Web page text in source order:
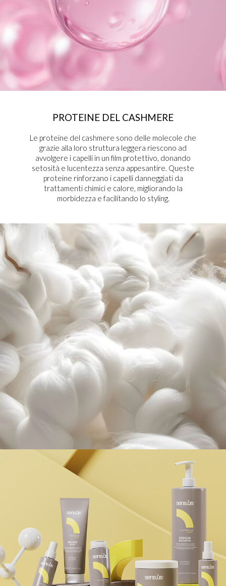
PROTEINE DEL CASHMERE
Le proteine del cashmere sono delle molecole che
grazie alla loro struttura leggera riescono ad
avvolgere i capelli in un film protettivo, donando
setosità e lucentezza senza appesantire. Queste
proteine rinforzano i capelli danneggiati da
trattamenti chimici e calore, migliorando la
morbidezza e facilitando lo styling.